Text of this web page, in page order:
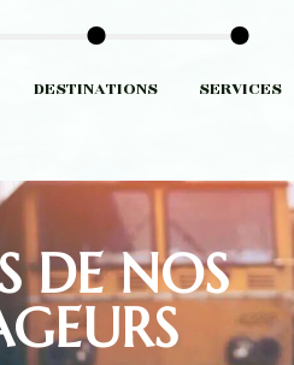
DESTINATIONS SERVICES
DE NOS